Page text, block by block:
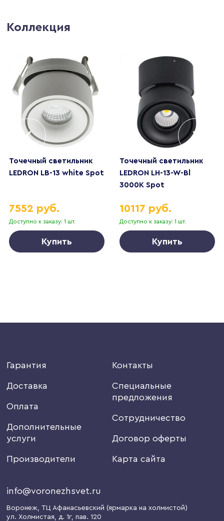
Коллекция
Точечный светильник
LEDRON LB-13 white Spot
Доступно к заказу: 1 шт.
7552 руб.
Купить
Точечный светильник
LEDRON LH-13-W-Bl
3000K Spot
Доступно к заказу: 1 шт.
10117 руб.
Купить
Гарантия
Доставка
Оплата
Дополнительные
услуги
Производители
Контакты
Специальные
предложения
Сотрудничество
Договор оферты
Карта сайта
info@voronezhsvet.ru
Воронеж, ТЦ Афанасьевский (ярмарка на холмистой)
ул. Холмистая, д. 1г, пав. 120